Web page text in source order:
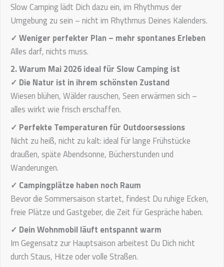
Slow Camping lädt Dich dazu ein, im Rhythmus der
Umgebung zu sein – nicht im Rhythmus Deines Kalenders.
✓ Weniger perfekter Plan – mehr spontanes Erleben
Alles darf, nichts muss.
2. Warum Mai 2026 ideal für Slow Camping ist
✓ Die Natur ist in ihrem schönsten Zustand
Wiesen blühen, Wälder rauschen, Seen erwärmen sich –
alles wirkt wie frisch erschaffen.
✓ Perfekte Temperaturen für Outdoorsessions
Nicht zu heiß, nicht zu kalt: ideal für lange Frühstücke
draußen, späte Abendsonne, Bücherstunden und
Wanderungen.
✓ Campingplätze haben noch Raum
Bevor die Sommersaison startet, findest Du ruhige Ecken,
freie Plätze und Gastgeber, die Zeit für Gespräche haben.
✓ Dein Wohnmobil läuft entspannt warm
Im Gegensatz zur Hauptsaison arbeitest Du Dich nicht
durch Staus, Hitze oder volle Straßen.